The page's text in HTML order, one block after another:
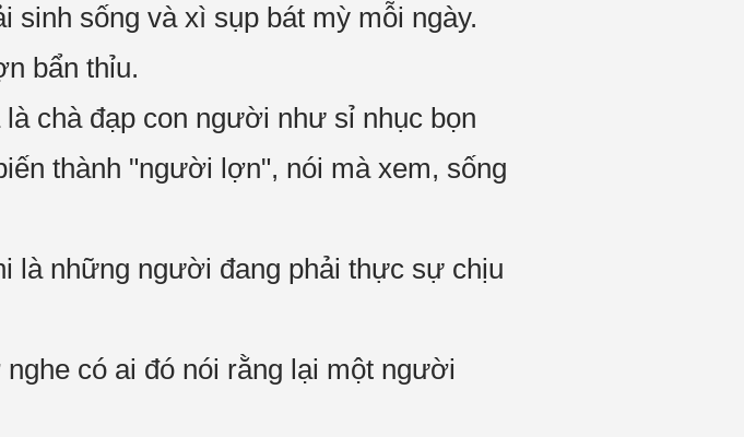
sinh sống và xì sụp bát mỳ mỗi ngày.
bẩn thỉu.
chà đạp con người như sỉ nhục bọn
thành "người lợn", nói mà xem, sống
là những người đang phải thực sự chịu
có ai đó nói rằng lại một người